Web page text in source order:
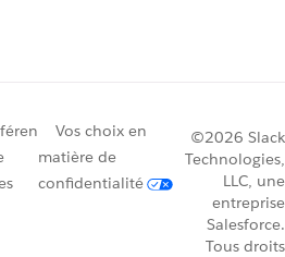
Vos choix en
matière de
confidentialité
©2026 Slack
Technologies,
LLC, une
entreprise
Salesforce.
Tous droits